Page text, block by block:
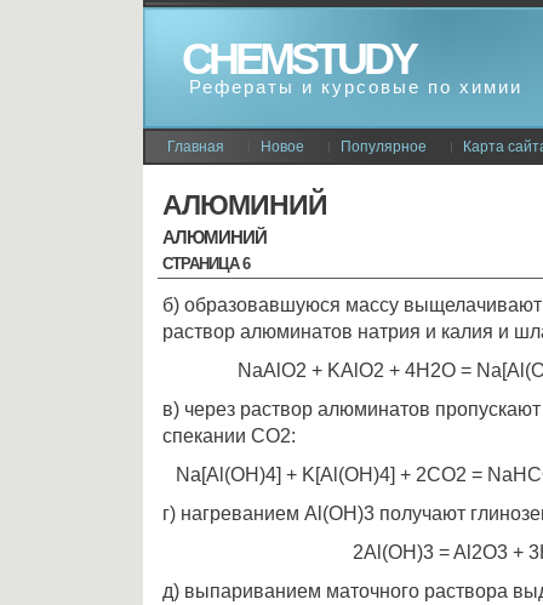
CHEMSTUDY
Рефераты и курсовые по химии
Главная Новое Популярное Карта
АЛЮМИНИЙ
АЛЮМИНИЙ
СТРАНИЦА 6
б) образовавшуюся массу выщелачивают
раствор алюминатов натрия и калия и
NaAlO2 + KAlO2 + 4H2O =
в) через раствор алюминатов
спекании CO2:
Na[Al(OH)4] + K[Al(OH)4] + 2CO2 =
г) нагреванием Al(OH)3 получают
2Al(OH)3 = Al2O3 +
д) выпариванием маточного раствора